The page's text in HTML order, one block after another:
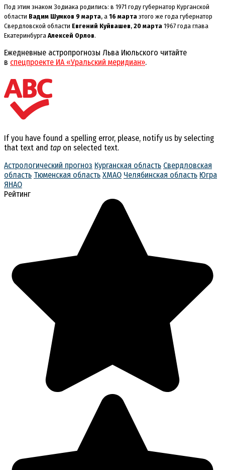
Под этим знаком Зодиака родились: в 1971 году губернатор Курганской
области Вадим Шумков 9 марта, а16 мартаэтого же года губернатор
Свердловской области Евгений Куйвашев,20 марта1967 года глава
ЕкатеринбургаАлексей Орлов.
Ежедневные астропрогнозы Льва Июльского читайте
в спецпроекте ИА «Уральский меридиан».
If you have found a spelling error, please, notify us by selecting
that text and tap on selected text.
Астрологический прогноз Курганская область Свердловская
область Тюменская область ХМАО Челябинская область Югра
ЯНАО
Рейтинг